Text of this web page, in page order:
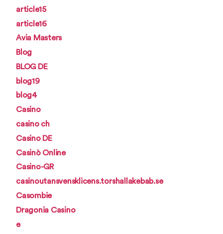
article15
article16
Avia Masters
Blog
BLOG DE
blog19
blog4
Casino
casino ch
Casino DE
Casinò Online
Casino-GR
casinoutansvensklicens.torshallakebab.se
Casombie
Dragonia Casino
e